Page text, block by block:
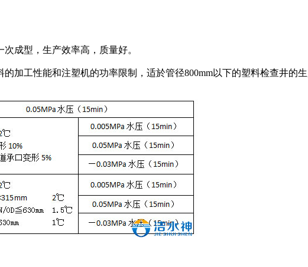
成型，生产效率高，质量好。
加工性能和注塑机的功率限制，适於管径800mm以下的塑料检查井的生